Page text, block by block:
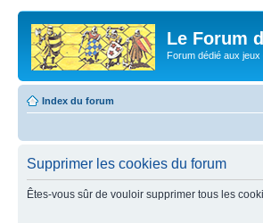
Le Forum
Forum dédié aux
Index du forum
Supprimer les cookies du forum
Êtes-vous sûr de vouloir supprimer tous les